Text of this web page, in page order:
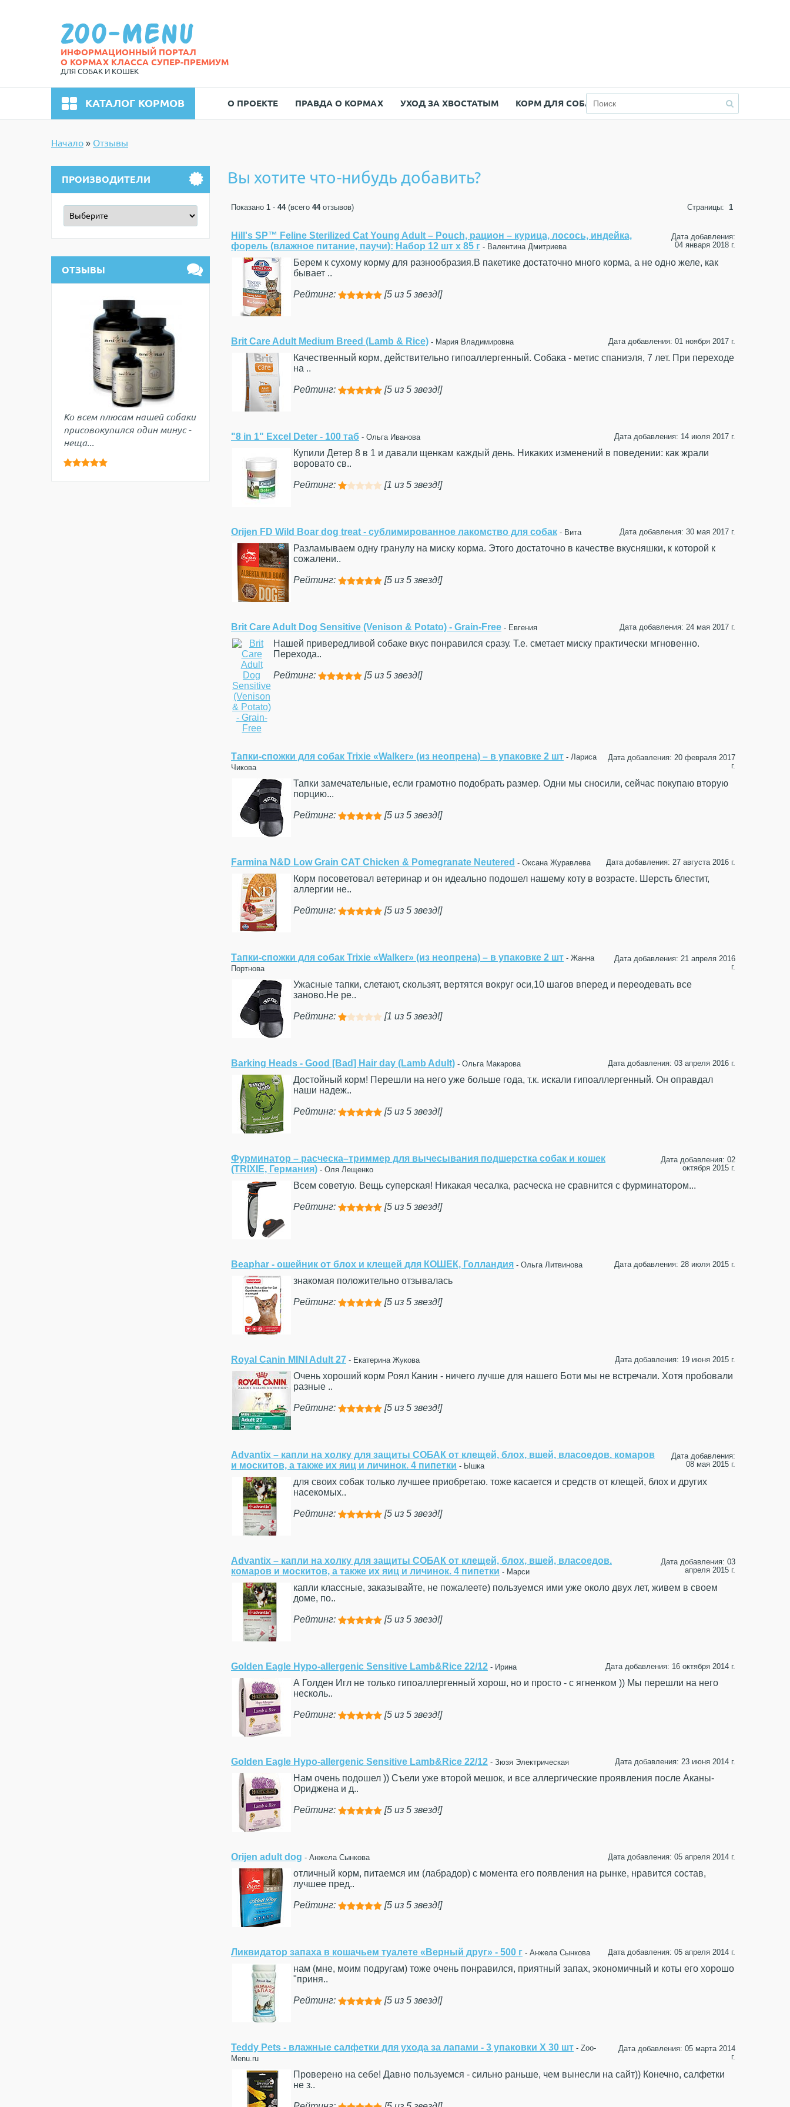
ИНФОРМАЦИОННЫЙ ПОРТАЛ
О КОРМАХ КЛАССА СУПЕР-ПРЕМИУМ
ДЛЯ СОБАК И КОШЕК
 КАТАЛОГ КОРМОВ О ПРОЕКТЕ ПРАВДА О КОРМАХ УХОД ЗА ХВОСТАТЫМ КОРМ ДЛЯ СОБАК
Начало » Отзывы
Вы хотите что-нибудь добавить?
Показано 1 - 44(всего 44отзывов) Страницы: 1
Hill's SP™ Feline Sterilized Cat Young Adult – Pouch, рацион – курица, лосось, индейка,
форель (влажное питание, паучи): Набор 12 шт х 85 г - Валентина Дмитриева
Дата добавления:
04 января 2018 г.
Берем к сухому корму для разнообразия.В пакетике достаточно много корма, а не одно желе, как
бывает ..
Рейтинг:  [5 из 5 звезд!]
Brit Care Adult Medium Breed (Lamb & Rice) - Мария Владимировна Дата добавления: 01 ноября 2017 г.
Качественный корм, действительно гипоаллергенный. Собака - метис спаниэля, 7 лет. При переходе
на ..
Рейтинг:  [5 из 5 звезд!]
"8 in 1" Excel Deter - 100 таб - Ольга Иванова Дата добавления: 14 июля 2017 г.
Купили Детер 8 в 1 и давали щенкам каждый день. Никаких изменений в поведении: как жрали
воровато св..
Рейтинг:  [1 из 5 звезд!]
Orijen FD Wild Boar dog treat - сублимированное лакомство для собак - Вита Дата добавления: 30 мая 2017 г.
Разламываем одну гранулу на миску корма. Этого достаточно в качестве вкусняшки, к которой к
сожалени..
Рейтинг:  [5 из 5 звезд!]
Brit Care Adult Dog Sensitive (Venison & Potato) - Grain-Free - Евгения Дата добавления: 24 мая 2017 г.
Нашей привередливой собаке вкус понравился сразу. Т.е. сметает миску практически мгновенно.
Перехода..
Рейтинг:  [5 из 5 звезд!]
Тапки-спожки для собак Trixie «Walker» (из неопрена) – в упаковке 2 шт - Лариса
Чикова
Дата добавления: 20 февраля 2017
г.
Тапки замечательные, если грамотно подобрать размер. Одни мы сносили, сейчас покупаю вторую
порцию...
Рейтинг:  [5 из 5 звезд!]
Farmina N&D Low Grain CAT Chicken & Pomegranate Neutered - Оксана Журавлева Дата добавления: 27 августа 2016 г.
Корм посоветовал ветеринар и он идеально подошел нашему коту в возрасте. Шерсть блестит,
аллергии не..
Рейтинг:  [5 из 5 звезд!]
Тапки-спожки для собак Trixie «Walker» (из неопрена) – в упаковке 2 шт - Жанна
Портнова
Дата добавления: 21 апреля 2016
г.
Ужасные тапки, слетают, скользят, вертятся вокруг оси,10 шагов вперед и переодевать все
заново.Не ре..
Рейтинг:  [1 из 5 звезд!]
Barking Heads - Good [Bad] Hair day (Lamb Adult) - Ольга Макарова Дата добавления: 03 апреля 2016 г.
Достойный корм! Перешли на него уже больше года, т.к. искали гипоаллергенный. Он оправдал
наши надеж..
Рейтинг:  [5 из 5 звезд!]
Фурминатор – расческа–триммер для вычесывания подшерстка собак и кошек
(TRIXIE, Германия) - Оля Лещенко
Дата добавления: 02
октября 2015 г.
Всем советую. Вещь суперская! Никакая чесалка, расческа не сравнится с фурминатором...
Рейтинг:  [5 из 5 звезд!]
Beaphar - ошейник от блох и клещей для КОШЕК, Голландия - Ольга Литвинова Дата добавления: 28 июля 2015 г.
знакомая положительно отзывалась
Рейтинг:  [5 из 5 звезд!]
Royal Canin MINI Adult 27 - Екатерина Жукова Дата добавления: 19 июня 2015 г.
Очень хороший корм Роял Канин - ничего лучше для нашего Боти мы не встречали. Хотя пробовали
разные ..
Рейтинг:  [5 из 5 звезд!]
Advantix – капли на холку для защиты СОБАК от клещей, блох, вшей, власоедов. комаров
и москитов, а также их яиц и личинок. 4 пипетки - Ышка
Дата добавления:
08 мая 2015 г.
для своих собак только лучшее приобретаю. тоже касается и средств от клещей, блох и других
насекомых..
Рейтинг:  [5 из 5 звезд!]
Advantix – капли на холку для защиты СОБАК от клещей, блох, вшей, власоедов.
комаров и москитов, а также их яиц и личинок. 4 пипетки - Марси
Дата добавления: 03
апреля 2015 г.
капли классные, заказывайте, не пожалеете) пользуемся ими уже около двух лет, живем в своем
доме, по..
Рейтинг:  [5 из 5 звезд!]
Golden Eagle Hypo-allergenic Sensitive Lamb&Rice 22/12 - Ирина Дата добавления: 16 октября 2014 г.
А Голден Игл не только гипоаллергенный хорош, но и просто - с ягненком )) Мы перешли на него
несколь..
Рейтинг:  [5 из 5 звезд!]
Golden Eagle Hypo-allergenic Sensitive Lamb&Rice 22/12 - Зюзя Электрическая Дата добавления: 23 июня 2014 г.
Нам очень подошел )) Съели уже второй мешок, и все аллергические проявления после Аканы-
Ориджена и д..
Рейтинг:  [5 из 5 звезд!]
Orijen adult dog - Анжела Сынкова Дата добавления: 05 апреля 2014 г.
отличный корм, питаемся им (лабрадор) с момента его появления на рынке, нравится состав,
лучшее пред..
Рейтинг:  [5 из 5 звезд!]
Ликвидатор запаха в кошачьем туалете «Верный друг» - 500 г - Анжела Сынкова Дата добавления: 05 апреля 2014 г.
нам (мне, моим подругам) тоже очень понравился, приятный запах, экономичный и коты его хорошо
"приня..
Рейтинг:  [5 из 5 звезд!]
Teddy Pets - влажные салфетки для ухода за лапами - 3 упаковки Х 30 шт - Zoo-
Menu.ru
Дата добавления: 05 марта 2014
г.
Проверено на себе! Давно пользуемся - сильно раньше, чем вынесли на сайт)) Конечно, салфетки
не з..
ПРОИЗВОДИТЕЛИ 
ОТЗЫВЫ 
Ко всем плюсам нашей собаки
присовокупился один минус -
неща...
